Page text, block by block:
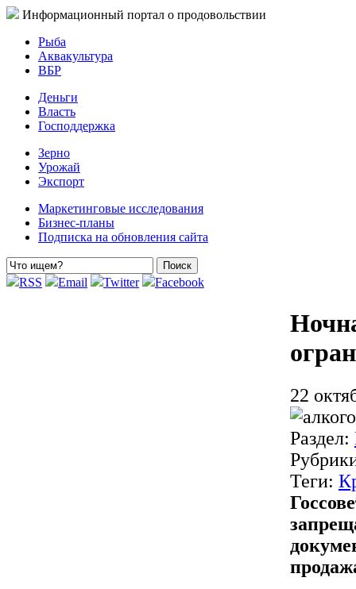
Информационный портал о продовольствии
Рыба
Аквакультура
ВБР
Деньги
Власть
Господдержка
Зерно
Урожай
Экспорт
Маркетинговые исследования
Бизнес-планы
Подписка на обновления сайта
RSS Email Twitter Facebook
22
Раздел:
Теги: